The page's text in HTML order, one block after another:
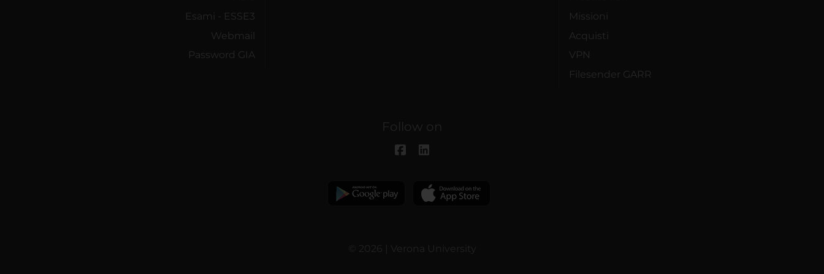
Esami - ESSE3
Webmail
Password GIA
Missioni
Acquisti
VPN
Filesender GARR
Follow on
© 2026 | Verona University